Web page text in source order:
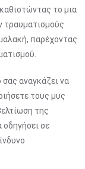
το μια
τραυματισμούς
παρέχοντας
αναγκάζει να
τους μυς
της
σε